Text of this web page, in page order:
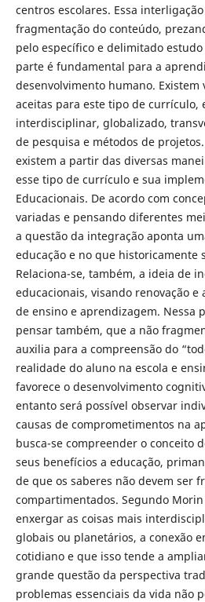
centros escolares. Essa
fragmentação do conteúdo,
pelo específico e delimitado
parte é fundamental para a
desenvolvimento humano. Existem
aceitas para este tipo de currículo,
interdisciplinar, globalizado,
de pesquisa e métodos de
existem a partir das diversas
esse tipo de currículo e sua
Educacionais. De acordo com
variadas e pensando diferentes
a questão da integração aponta
educação e no que historicamente
Relaciona-se, também, a ideia de
educacionais, visando renovação e
de ensino e aprendizagem. Nessa
pensar também, que a não
auxilia para a compreensão do
realidade do aluno na escola e
favorece o desenvolvimento
entanto será possível observar
causas de comprometimentos na
busca-se compreender o conceito
seus benefícios a educação,
de que os saberes não devem ser
compartimentados. Segundo
enxergar as coisas mais
globais ou planetários, a conexão
cotidiano e que isso tende a
grande questão da perspectiva
problemas essenciais da vida não